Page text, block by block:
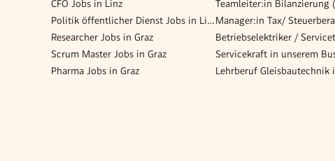
CFO Jobs in Linz
Politik öffentlicher Dienst Jobs in Linz
Researcher Jobs in Graz
Scrum Master Jobs in Graz
Pharma Jobs in Graz
Teamleiter:in Bilanzierung
Lehrberuf Gleisbautechnik